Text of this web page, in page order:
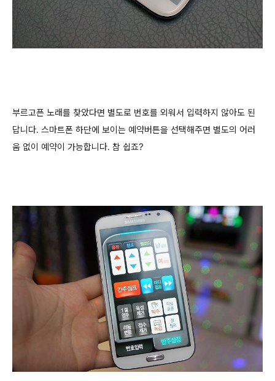
부르고픈 노래를 찾았다면 별도로 번호를 외워서 입력하지 않아도 된
답니다. 스마트폰 하단에 보이는 예약버튼을 선택해주면 별도의 어러
움 없이 예약이 가능합니다. 참 쉽죠?